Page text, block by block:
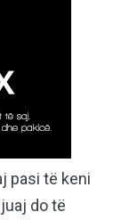
pasi të keni
do të